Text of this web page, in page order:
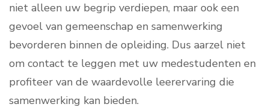
niet alleen uw begrip verdiepen, maar ook een
gevoel van gemeenschap en samenwerking
bevorderen binnen de opleiding. Dus aarzel niet
om contact te leggen met uw medestudenten en
profiteer van de waardevolle leerervaring die
samenwerking kan bieden.